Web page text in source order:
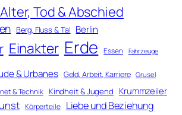
Alter, Tod & Abschied
Berg, Fluss & Tal Berlin
Einakter Erde Essen Fahrzeuge
& Urbanes Geld, Arbeit, Karriere Grusel
& Technik Kindheit & Jugend Krummzeiler
Körperteile Liebe und Beziehung